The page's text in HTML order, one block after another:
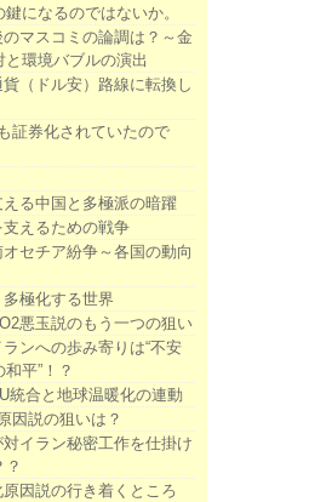
になるのではないか。
マスコミの論調は？～金
と環境バブルの演出
（ドル安）路線に転換し
証券化されていたので
る中国と多極派の暗躍
えるための戦争
セチア紛争～各国の動向
極化する世界
悪玉説のもう一つの狙い
ンへの歩み寄りは“不安
平”！？
統合と地球温暖化の連動
因説の狙いは？
イラン秘密工作を仕掛け
？
原因説の行き着くところ